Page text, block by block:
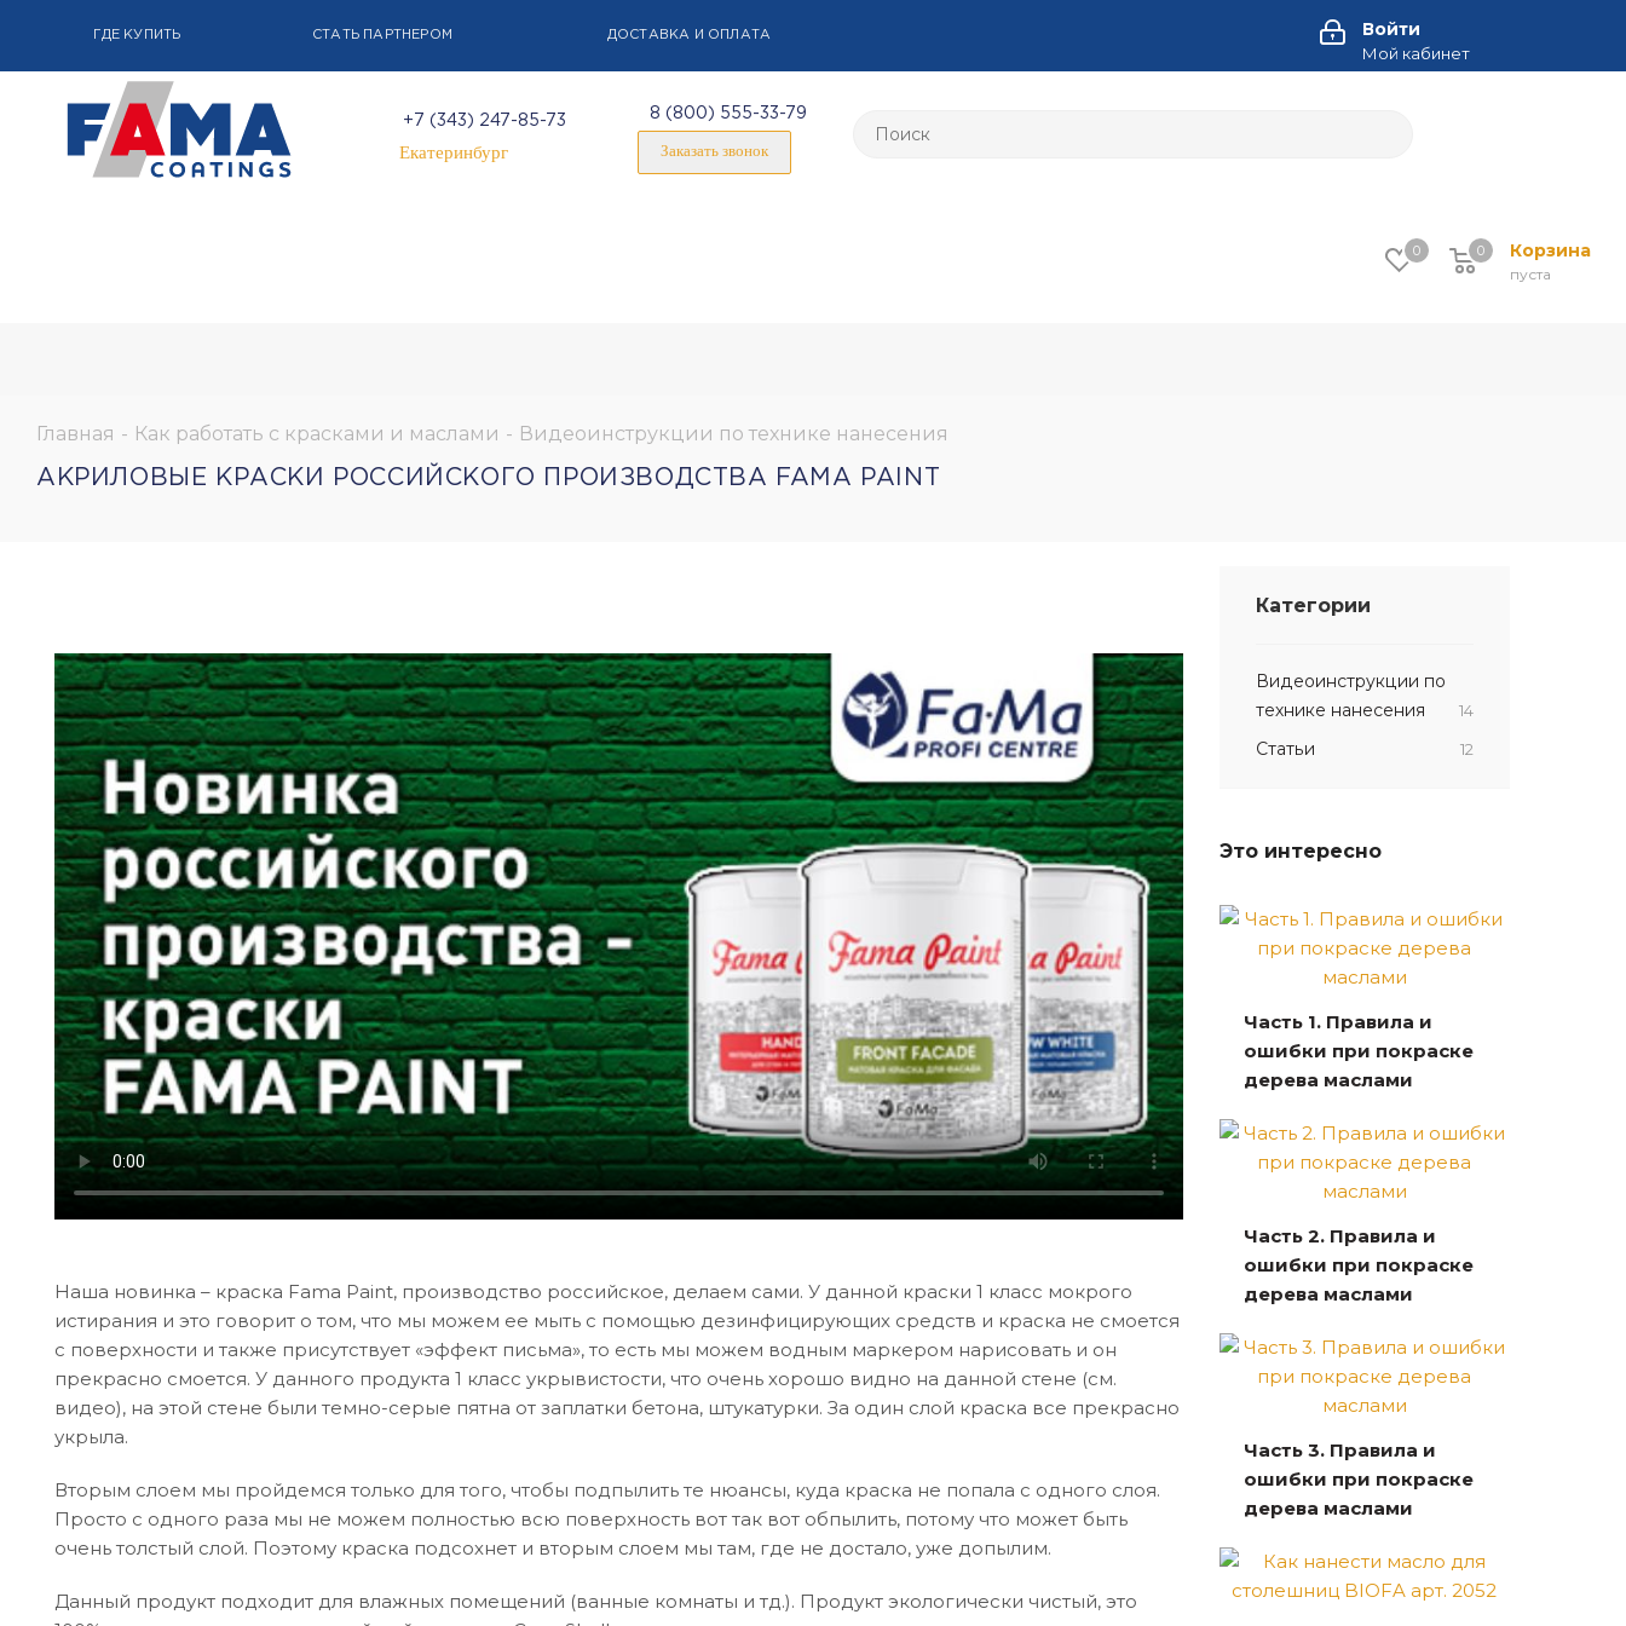
ГДЕ КУПИТЬ СТАТЬ ПАРТНЕРОМ ДОСТАВКА И ОПЛАТА Войти
Мой кабинет
+7 (343) 247-85-73
Екатеринбург
8 (800) 555-33-79
Заказать звонок
0 Корзина
пуста
0
Главная - Как работать с красками и маслами - Видеоинструкции по технике нанесения
АКРИЛОВЫЕ КРАСКИ РОССИЙСКОГО ПРОИЗВОДСТВА FAMA PAINT
Наша новинка – краска Fama Paint, производство российское, делаем сами. У данной краски 1 класс мокрого
истирания и это говорит о том, что мы можем ее мыть с помощью дезинфицирующих средств и краска не смоется
с поверхности и также присутствует «эффект письма», то есть мы можем водным маркером нарисовать и он
прекрасно смоется. У данного продукта 1 класс укрывистости, что очень хорошо видно на данной стене (см.
видео), на этой стене были темно-серые пятна от заплатки бетона, штукатурки. За один слой краска все прекрасно
укрыла.
Вторым слоем мы пройдемся только для того, чтобы подпылить те нюансы, куда краска не попала с одного слоя.
Просто с одного раза мы не можем полностью всю поверхность вот так вот обпылить, потому что может быть
очень толстый слой. Поэтому краска подсохнет и вторым слоем мы там, где не достало, уже допылим.
Данный продукт подходит для влажных помещений (ванные комнаты и тд.). Продукт экологически чистый, это
Категории
Видеоинструкции по
технике нанесения
14
Статьи 12
Это интересно
Часть 1. Правила и
ошибки при покраске
дерева маслами
Часть 2. Правила и
ошибки при покраске
дерева маслами
Часть 3. Правила и
ошибки при покраске
дерева маслами